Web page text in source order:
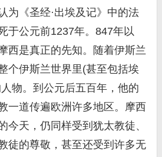
为《圣经·出埃及记》中的法
于公元前1237年。847年以
西是真正的先知。随着伊斯兰
个伊斯兰世界里(甚至包括埃
物。到公元后五百年，他的
一道传遍欧洲许多地区。摩西
今天，仍同样受到犹太教徒、
徒的尊敬，甚至还受到许多无